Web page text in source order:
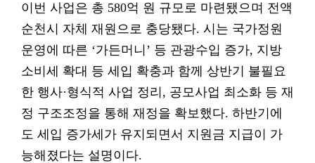
이번 사업은 총 580억 원 규모로 마련됐으며 전액
순천시 자체 재원으로 충당됐다. 시는 국가정원
운영에 따른 ‘가든머니’ 등 관광수입 증가, 지방
소비세 확대 등 세입 확충과 함께 상반기 불필요
한 행사·형식적 사업 정리, 공모사업 최소화 등 재
정 구조조정을 통해 재정을 확보했다. 하반기에
도 세입 증가세가 유지되면서 지원금 지급이 가
능해졌다는 설명이다.